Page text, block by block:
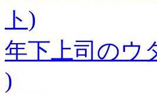
ト)
年下上司のウ
)